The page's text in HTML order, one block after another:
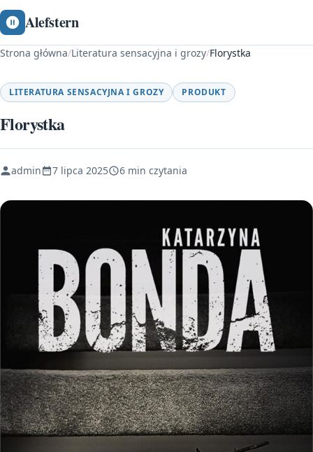
Alefstern
Strona główna/Literatura sensacyjna i grozy/Florystka
LITERATURA SENSACYJNA I GROZY PRODUKT
Florystka
admin 7 lipca 2025 6 min czytania